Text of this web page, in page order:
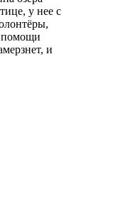
у нее с
помощи
и